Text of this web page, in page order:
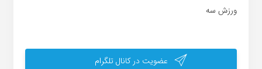
ورزش سه
عضویت در کانال تلگرام